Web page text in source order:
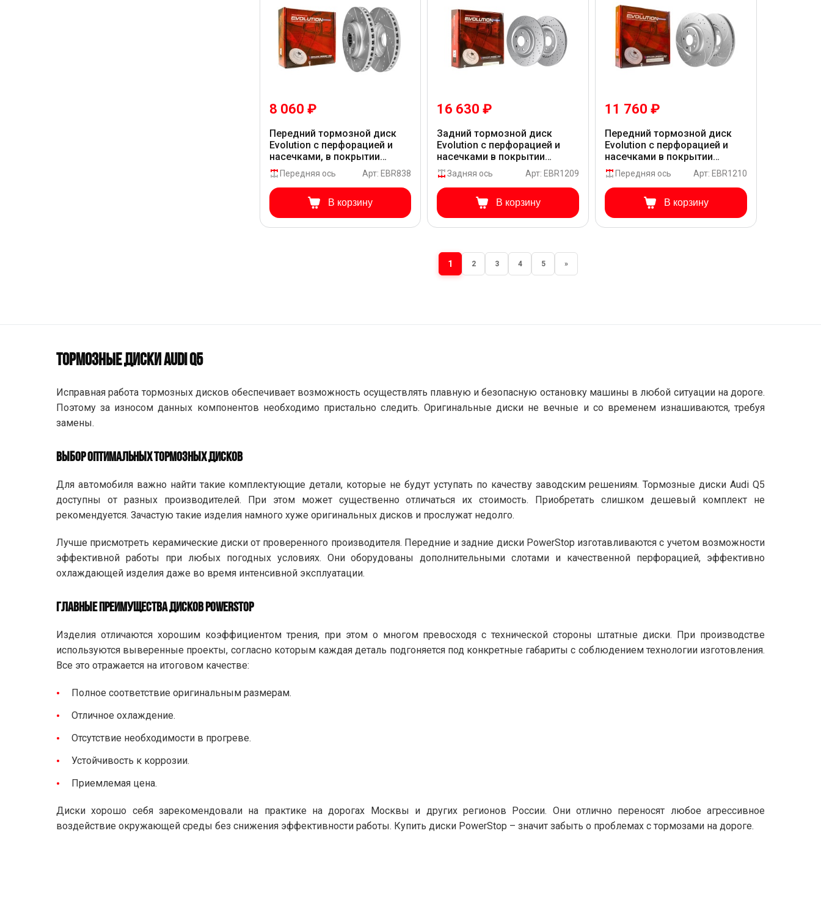
8 060 ₽
Передний тормозной диск
Evolution с перфорацией и
насечками, в покрытии
GEOMET для Audi Q5 8RB_6_
Передняя ось Арт: EBR838
В корзину
16 630 ₽
Задний тормозной диск
Evolution с перфорацией и
насечками в покрытии
GEOMET для Audi Q5 8RB_7A
Задняя ось Арт: EBR1209
В корзину
11 760 ₽
Передний тормозной диск
Evolution с перфорацией и
насечками в покрытии
GEOMET для Audi Q5 8RB_7A
Передняя ось Арт: EBR1210
В корзину
1 2 3 4 5 »
ТОРМОЗНЫЕ ДИСКИ AUDI Q5
Исправная работа тормозных дисков обеспечивает возможность осуществлять плавную и безопасную остановку машины в любой ситуации на дороге.
Поэтому за износом данных компонентов необходимо пристально следить. Оригинальные диски не вечные и со временем изнашиваются, требуя
замены.
ВЫБОР ОПТИМАЛЬНЫХ ТОРМОЗНЫХ ДИСКОВ
Для автомобиля важно найти такие комплектующие детали, которые не будут уступать по качеству заводским решениям. Тормозные диски Audi Q5
доступны от разных производителей. При этом может существенно отличаться их стоимость. Приобретать слишком дешевый комплект не
рекомендуется. Зачастую такие изделия намного хуже оригинальных дисков и прослужат недолго.
Лучше присмотреть керамические диски от проверенного производителя. Передние и задние диски PowerStop изготавливаются с учетом возможности
эффективной работы при любых погодных условиях. Они оборудованы дополнительными слотами и качественной перфорацией, эффективно
охлаждающей изделия даже во время интенсивной эксплуатации.
ГЛАВНЫЕ ПРЕИМУЩЕСТВА ДИСКОВ POWERSTOP
Изделия отличаются хорошим коэффициентом трения, при этом о многом превосходя с технической стороны штатные диски. При производстве
используются выверенные проекты, согласно которым каждая деталь подгоняется под конкретные габариты с соблюдением технологии изготовления.
Все это отражается на итоговом качестве:
Полное соответствие оригинальным размерам.
Отличное охлаждение.
Отсутствие необходимости в прогреве.
Устойчивость к коррозии.
Приемлемая цена.
Диски хорошо себя зарекомендовали на практике на дорогах Москвы и других регионов России. Они отлично переносят любое агрессивное
воздействие окружающей среды без снижения эффективности работы. Купить диски PowerStop – значит забыть о проблемах с тормозами на дороге.